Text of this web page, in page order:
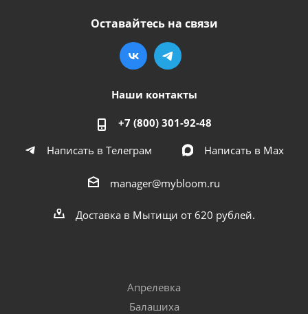
Оставайтесь на связи
Наши контакты
+7 (800) 301-92-48
Написать в Телеграм
Написать в Мах
manager@mybloom.ru
Доставка в Мытищи от 620 рублей.
Апрелевка
Балашиха